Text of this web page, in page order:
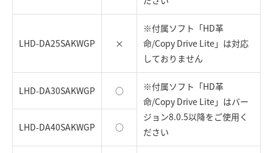
LHD-DA25SAKWGP ×
※付属ソフト「HD革
命/Copy Drive Lite」は対応
しておりません
LHD-DA30SAKWGP ○
※付属ソフト「HD革
命/Copy Drive Lite」はバー
ジョン8.0.5以降をご使用く
ださい
LHD-DA40SAKWGP ○